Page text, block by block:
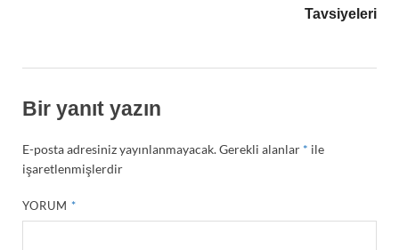
Tavsiyeleri
Bir yanıt yazın
E-posta adresiniz yayınlanmayacak.Gerekli alanlar * ile
işaretlenmişlerdir
YORUM*